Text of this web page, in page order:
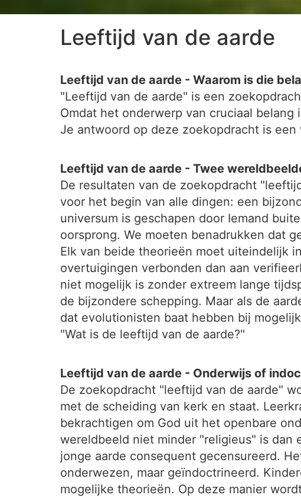
Leeftijd van de aarde
Leeftijd van de aarde - Waarom is die
"Leeftijd van de aarde" is een
Omdat het onderwerp van cruciaal
Je antwoord op deze zoekopdracht is
Leeftijd van de aarde - Twee
De resultaten van de zoekopdracht
voor het begin van alle dingen: een
universum is geschapen door Iemand
oorsprong. We moeten benadrukken dat
Elk van beide theorieën moet uiteindelijk
overtuigingen verbonden dan aan
niet mogelijk is zonder extreem lange
de bijzondere schepping. Maar als de
dat evolutionisten baat hebben bij
"Wat is de leeftijd van de aarde?"
Leeftijd van de aarde - Onderwijs of
De zoekopdracht "leeftijd van de aarde"
met de scheiding van kerk en staat.
bekrachtigen om God uit het openbare
wereldbeeld niet minder "religieus" is dan
jonge aarde consequent gecensureerd.
onderwezen, maar geïndoctrineerd.
mogelijke theorieën. Op deze manier